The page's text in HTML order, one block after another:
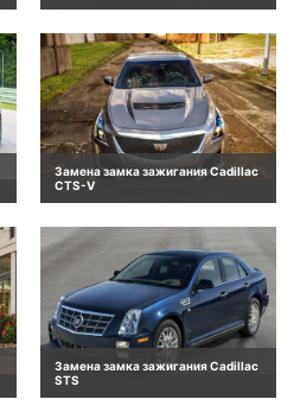
Замена замка зажигания Cadillac
CTS-V
Замена замка зажигания Cadillac
STS